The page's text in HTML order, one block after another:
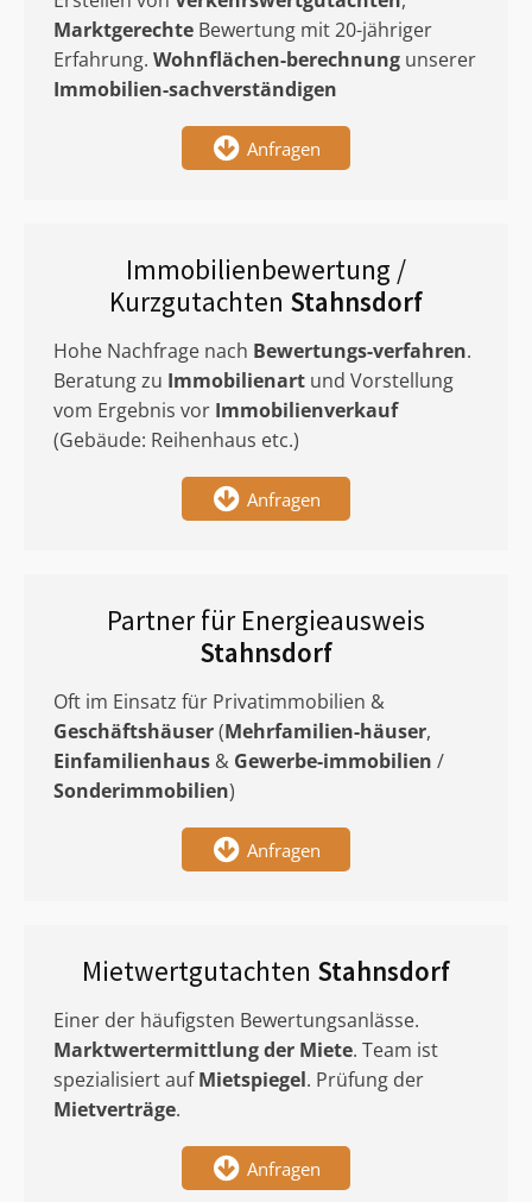
Marktgerechte Bewertung mit 20-jähriger
Erfahrung. Wohnflächen-berechnung unserer
Immobilien-sachverständigen
Anfragen
Immobilienbewertung /
Kurzgutachten Stahnsdorf
Hohe Nachfrage nach Bewertungs-verfahren.
Beratung zu Immobilienart und Vorstellung
vom Ergebnis vor Immobilienverkauf
(Gebäude: Reihenhaus etc.)
Anfragen
Partner für Energieausweis
Stahnsdorf
Oft im Einsatz für Privatimmobilien &
Geschäftshäuser(Mehrfamilien-häuser,
Einfamilienhaus & Gewerbe-immobilien /
Sonderimmobilien)
Anfragen
Mietwertgutachten Stahnsdorf
Einer der häufigsten Bewertungsanlässe.
Marktwertermittlungder Miete. Team ist
spezialisiert aufMietspiegel. Prüfung der
Mietverträge.
Anfragen